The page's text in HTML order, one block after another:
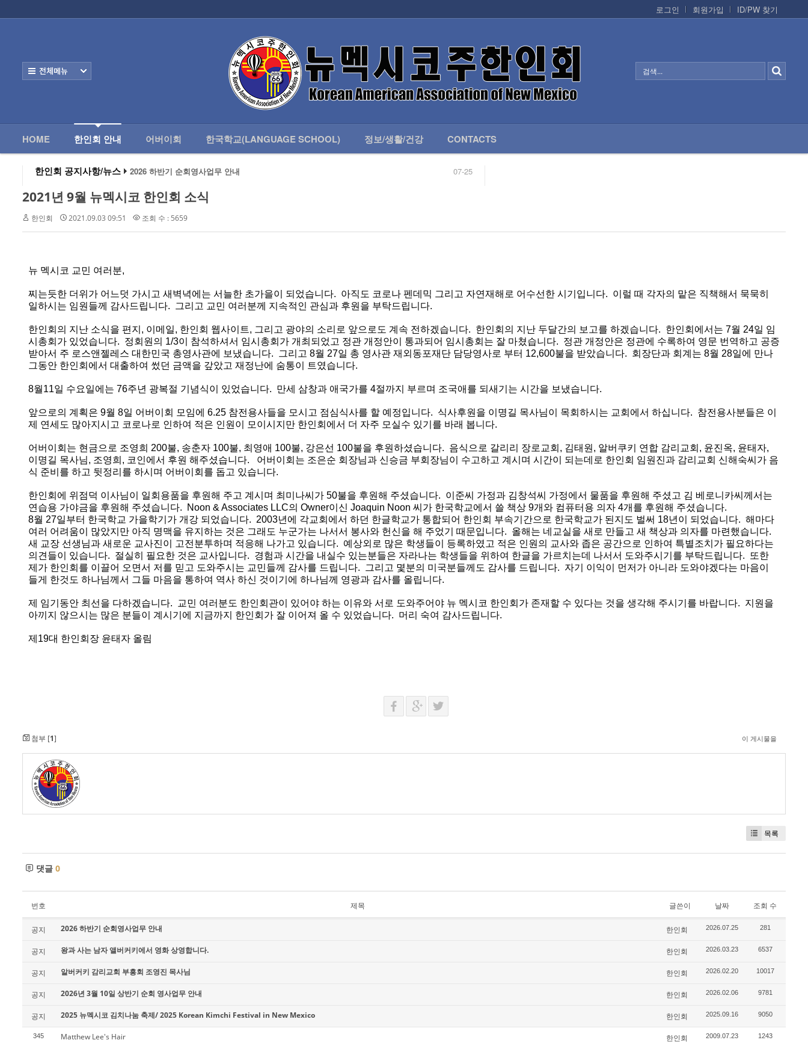
로그인
회원가입 ID/PW 찾기
HOME 한인회 안내 어버이회 한국학교(LANGUAGE SCHOOL) 정보/생활/건강 CONTACTS
한인회 공지사항/뉴스 07-25
2026 하반기 순회영사업무 안내
왕과 사는 남자 앨버커키에서 영화 상영합니다.
알버커키 감리교회 부흥회 조영진 목사님
2026년 3월 10일 상반기 순회 영사업무 안내
2026 하반기 순회영사업무 안내
2021년 9월 뉴멕시코 한인회 소식
한인회 2021.09.03 09:51 조회 수 : 5659
뉴 멕시코 교민 여러분,
찌는듯한 더위가 어느덧 가시고 새벽녁에는 서늘한 초가을이 되었습니다. 아직도 코로나 펜데믹 그리고 자연재해로 어수선한 시기입니다. 이럴 때 각자의 맡은 직책해서 묵묵히
일하시는 임원들께 감사드립니다. 그리고 교민 여러분께 지속적인 관심과 후원을 부탁드립니다.
한인회의 지난 소식을 편지 , 이메일, 한인회 웹사이트, 그리고 광야의 소리로 앞으로도 계속 전하겠습니다. 한인회의 지난 두달간의 보고를 하겠습니다. 한인회에서는 7월 24일 임
시총회가 있었습니다. 정회원의 1/3이 참석하셔서 임시총회가 개최되었고 정관 개정안이 통과되어 임시총회는 잘 마쳤습니다. 정관 개정안은 정관에 수록하여 영문 번역하고 공증
받아서 주 로스앤젤레스 대한민국 총영사관에 보냈습니다. 그리고 8월 27일 총 영사관 재외동포재단 담당영사로 부터 12,600불을 받았습니다. 회장단과 회계는 8월 28일에 만나
그동안 한인회에서 대출하여 썼던 금액을 갚았고 재정난에 숨통이 트였습니다.
8월11일 수요일에는 76주년 광복절 기념식이 있었습니다. 만세 삼창과 애국가를 4절까지 부르며 조국애를 되새기는 시간을 보냈습니다.
앞으로의 계획은 9월 8일 어버이회 모임에 6.25 참전용사들을 모시고 점심식사를 할 예정입니다. 식사후원을 이명길 목사님이 목회하시는 교회에서 하십니다. 참전용사분들은 이
제 연세도 많아지시고 코로나로 인하여 적은 인원이 모이시지만 한인회에서 더 자주 모실수 있기를 바래 봅니다.
어버이회는 현금으로 조영희 200불, 송춘자 100불, 최영애 100불, 강은선 100불을 후원하셨습니다. 음식으로 갈리리 장로교회 , 김태원 , 알버쿠키 연합 감리교회 , 윤진옥, 윤태자,
이명길 목사님, 조영희 , 코인에서 후원 해주셨습니다. 어버이회는 조은순 회장님과 신승금 부회장님이 수고하고 계시며 시간이 되는데로 한인회 임원진과 감리교회 신해숙씨가 음
식 준비를 하고 뒷정리를 하시며 어버이회를 돕고 있습니다.
한인회에 위점덕 이사님이 일회용품을 후원해 주고 계시며 최미나씨가 50불을 후원해 주셨습니다. 이준씨 가정과 김창석씨 가정에서 물품을 후원해 주셨고 김 베로니카씨께서는
연습용 가야금을 후원해 주셨습니다. Noon & Associates LLC의 Owner이신 Joaquin Noon 씨가 한국학교에서 쓸 책상 9개와 컴퓨터용 의자 4개를 후원해 주셨습니다.
8월 27일부터 한국학교 가을학기가 개강 되었습니다. 2003년에 각교회에서 하던 한글학교가 통합되어 한인회 부속기간으로 한국학교가 된지도 벌써 18년이 되었습니다. 해마다
여러 어려움이 많았지만 아직 명맥을 유지하는 것은 그래도 누군가는 나서서 봉사와 헌신을 해 주었기 때문입니다. 올해는 네교실을 새로 만들고 새 책상과 의자를 마련했습니다.
새 교장 선생님과 새로운 교사진이 고전분투하며 적응해 나가고 있습니다. 예상외로 많은 학생들이 등록하였고 적은 인원의 교사와 좁은 공간으로 인하여 특별조치가 필요하다는
의견들이
있습니다. 절실히 필요한 것은 교사입니다. 경험과 시간을 내실수 있는분들은 자라나는 학생들을 위하여 한글을 가르치는데 나서서 도와주시기를 부탁드립니다.
또한
제가 한인회를 이끌어 오면서 저를 믿고 도와주시는 교민들께 감사를 드립니다. 그리고 몇분의 미국분들께도 감사를 드립니다. 자기 이익이 먼저가 아니라 도와야겠다는 마음이
들게 한것도 하나님께서 그들 마음을 통하여 역사 하신 것이기에 하나님께 영광과 감사를 올립니다.
제 임기동안 최선을 다하겠습니다. 교민 여러분도 한인회관이 있어야 하는 이유와 서로 도와주어야 뉴 멕시코 한인회가 존재할 수 있다는 것을 생각해 주시기를 바랍니다. 지원을
아끼지
않으시는 많은 분들이 계시기에 지금까지 한인회가 잘 이어져 올 수 있었습니다. 머리 숙여 감사드립니다.
제 19대 한인회장 윤태자 올림
첨부 [1] 이 게시물을
목록
댓글 0
번호 제목 글쓴이 날짜 조회 수
공지 2026 하반기 순회영사업무 안내 한인회 2026.07.25 281
공지 왕과 사는 남자 앨버커키에서 영화 상영합니다. 한인회 2026.03.23 6537
공지 알버커키 감리교회 부흥회 조영진 목사님 한인회 2026.02.20 10017
공지 2026년 3월 10일 상반기 순회 영사업무 안내 한인회 2026.02.06 9781
공지 2025 뉴멕시코 김치나눔 축제/ 2025 Korean Kimchi Festival in New Mexico 한인회 2025.09.16 9050
345 Matthew Lee's Hair 한인회 2009.07.23 1243
한인회 안내
- 한인회 연혁
- 한인회소식/공지사항
- Event Photos
- 한인회장선관위원회
- 한인회 정관 위원회
어버이회
한국학교(Language School)